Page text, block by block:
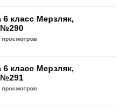
6 класс Мерзляк,
№290
просмотров
6 класс Мерзляк,
№291
просмотров